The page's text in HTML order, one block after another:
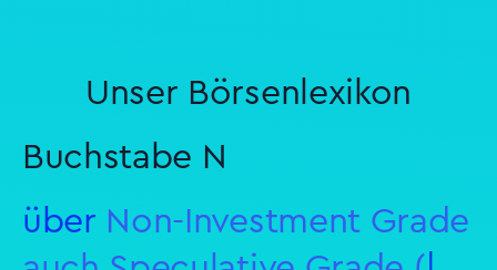
Unser Börsenlexikon
Buchstabe N
über
Non-Investment Grade
auch Speculative Grade (so